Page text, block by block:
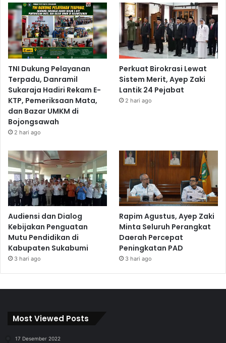
TNI Dukung Pelayanan
Terpadu, Danramil
Sukaraja Hadiri Rekam E-
KTP, Pemeriksaan Mata,
dan Bazar UMKM di
Bojongsawah
2 hari ago
Perkuat Birokrasi Lewat
Sistem Merit, Ayep Zaki
Lantik 24 Pejabat
2 hari ago
Audiensi dan Dialog
Kebijakan Penguatan
Mutu Pendidikan di
Kabupaten Sukabumi
3 hari ago
Rapim Agustus, Ayep Zaki
Minta Seluruh Perangkat
Daerah Percepat
Peningkatan PAD
3 hari ago
Most Viewed Posts
17 Desember 2022